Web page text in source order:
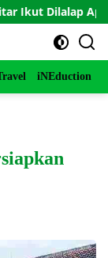
Api, Segini
iNEduction